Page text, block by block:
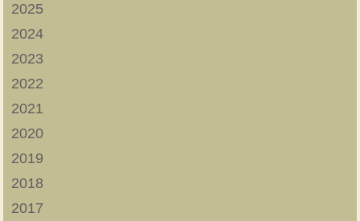
2025
2024
2023
2022
2021
2020
2019
2018
2017